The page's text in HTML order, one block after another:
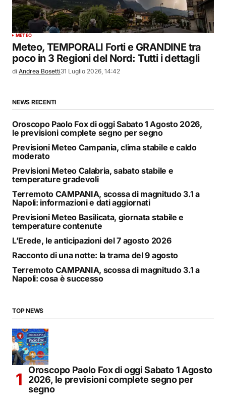
METEO
Meteo, TEMPORALI Forti e GRANDINE tra
poco in 3 Regioni del Nord: Tutti i dettagli
di Andrea Bosetti31 Luglio 2026, 14:42
NEWS RECENTI
Oroscopo Paolo Fox di oggi Sabato 1 Agosto 2026,
le previsioni complete segno per segno
Previsioni Meteo Campania, clima stabile e caldo
moderato
Previsioni Meteo Calabria, sabato stabile e
temperature gradevoli
Terremoto CAMPANIA, scossa di magnitudo 3.1 a
Napoli: informazioni e dati aggiornati
Previsioni Meteo Basilicata, giornata stabile e
temperature contenute
L’Erede, le anticipazioni del 7 agosto 2026
Racconto di una notte: la trama del 9 agosto
Terremoto CAMPANIA, scossa di magnitudo 3.1 a
Napoli: cosa è successo
TOP NEWS
Oroscopo Paolo Fox di oggi Sabato 1 Agosto
2026, le previsioni complete segno per
segno